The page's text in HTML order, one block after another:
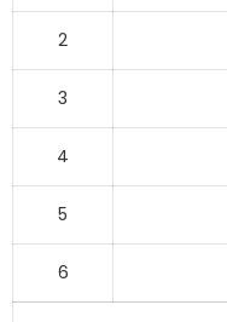
2
3
4
5
6